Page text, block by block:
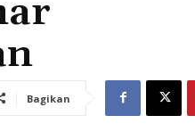
Bagikan